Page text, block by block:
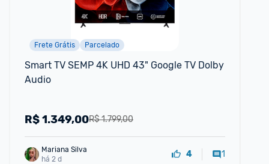
Frete Grátis Parcelado
Smart TV SEMP 4K UHD 43" Google TV Dolby
Audio
R$ 1.799,00
R$1.349,00
Mariana Silva
há 2 d
4 1